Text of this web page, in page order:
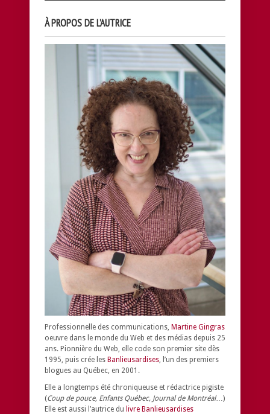
À PROPOS DE L’AUTRICE
Professionnelle des communications, Martine Gingras
oeuvre dans le monde du Web et des médias depuis 25
ans. Pionnière du Web, elle code son premier site dès
1995, puis crée les Banlieusardises , l’un des premiers
blogues au Québec, en 2001.
Elle a longtemps été chroniqueuse et rédactrice pigiste
(Coup de pouce, Enfants Québec, Journal de Montréal…)
Elle est aussi l’autrice du livre Banlieusardises